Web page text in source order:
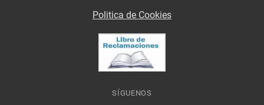
Politica de Cookies
SÍGUENOS